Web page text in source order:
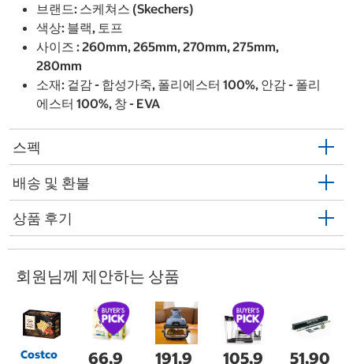
브랜드: 스케쳐스 (Skechers)
색상: 블랙, 토프
사이즈 : 260mm, 265mm, 270mm, 275mm,
280mm
소재: 겉감 - 합성가죽, 폴리에스터 100%, 안감 - 폴리
에스터 100%, 창 - EVA
스펙
배송 및 환불
상품 후기
회원님께 제안하는 상품
Costco
66,9 191,9 105,9 51,90